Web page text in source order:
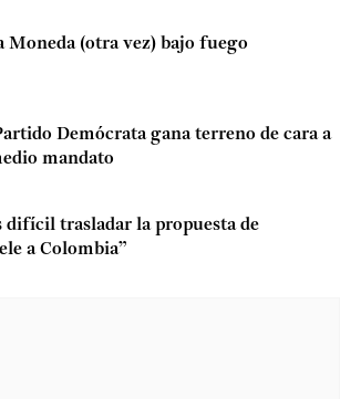
Moneda (otra vez) bajo fuego
Demócrata gana terreno de cara a
mandato
difícil trasladar la propuesta de
a Colombia”